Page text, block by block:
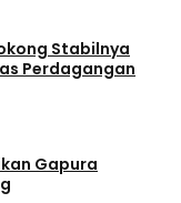
Stabilnya
Perdagangan
Gapura